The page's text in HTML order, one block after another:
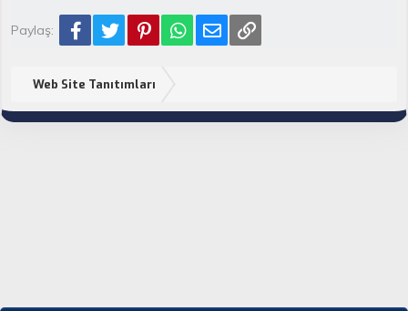
Paylaş: Facebook
Twitter PinterestWhatsApp
E-posta
Web Site Tanıtımları